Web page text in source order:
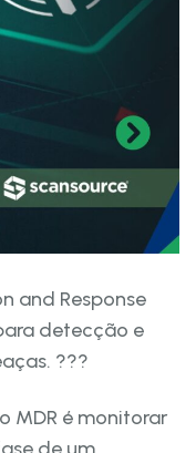
and Response
detecção e
???
MDR é monitorar